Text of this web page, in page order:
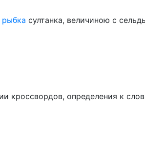
рыбка султанка, величиною с
кроссвордов, определения к